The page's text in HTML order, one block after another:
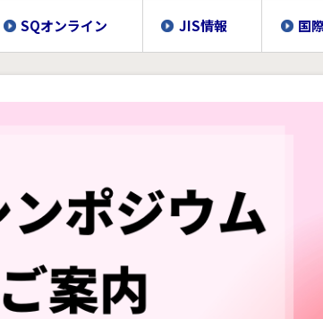
SQオンライン JIS情報 国